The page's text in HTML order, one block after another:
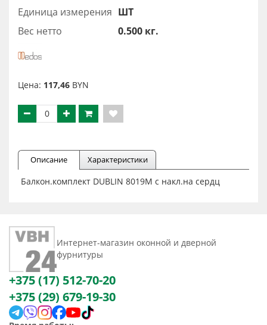
Единица измерения ШТ
Вес нетто
0.500 кг.
Цена: 117,46 BYN
Описание Характеристики
Балкон.комплект DUBLIN 8019M с накл.на сердц
Интернет-магазин оконной и дверной
фурнитуры
+375 (17) 512-70-20
+375 (29) 679-19-30